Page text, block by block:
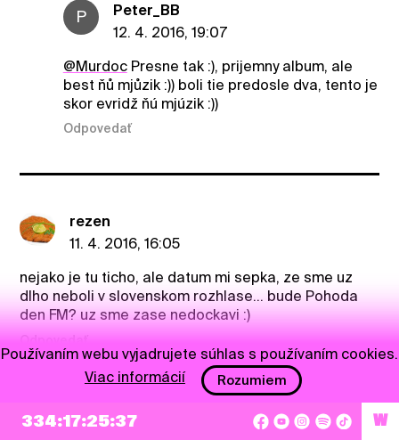
P
Peter_BB
12. 4. 2016, 19:07
@MurdocPresne tak :), prijemny album, ale
best ňů mjůzik :)) boli tie predosle dva, tento je
skor evridž ňú mjúzik :))
Odpovedať
rezen
11. 4. 2016, 16:05
nejako je tu ticho, ale datum mi sepka, ze sme uz
dlho neboli v slovenskom rozhlase... bude Pohoda
den FM? uz sme zase nedockavi :)
11. 4. 2016, 16:50
334:17:25:36 W
Používaním webu vyjadrujete súhlas s používaním cookies.
Viac informácií
Rozumiem